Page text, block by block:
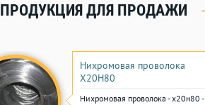
ПРОДУКЦИЯ ДЛЯ ПРОДАЖИ
Нихромовая проволока
Х20Н80
Нихромовая проволока - х20н80 -